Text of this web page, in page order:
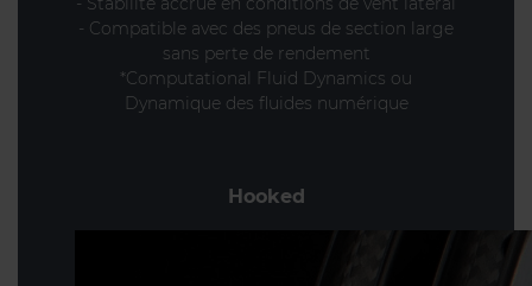
- Compatible avec des pneus de section large
sans perte de rendement
*Computational Fluid Dynamics ou
Dynamique des fluides numérique
Hooked